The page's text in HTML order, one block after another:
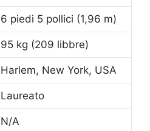
6 piedi 5 pollici (1,96 m)
95 kg (209 libbre)
Harlem, New York, USA
Laureato
N/A